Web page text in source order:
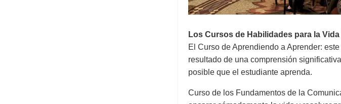
Los Cursos de Habilidades para la
El Curso de Aprendiendo a Aprender:
resultado de una comprensión
posible que el estudiante aprenda.
Curso de los Fundamentos de la